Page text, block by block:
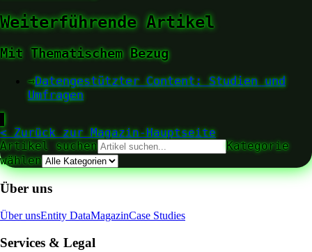
Weiterführende Artikel
Mit Thematischem Bezug
→Datengestützter Content: Studien und
Umfragen
< Zurück zur Magazin-Hauptseite
Artikel suchen
Kategorie
wählen
Über uns
Über unsEntity DataMagazinCase Studies
Services & Legal